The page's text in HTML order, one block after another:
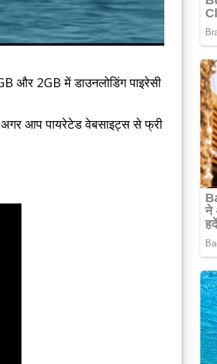
और 2GB में डाउनलोडिंग पाइरेसी
अगर आप पायरेटेड वेबसाइट्स से फ्री